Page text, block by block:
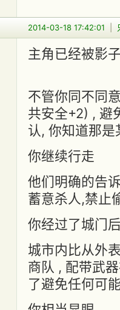
2014-03-18 17:42:01
主角已经被影
不管你同不同
共安全+2) , 避
认, 你知道那
你继续行走
他们明确的告
蓄意杀人,禁止
你经过了城门
城市内比从外
商队 , 配带武
了避免任何可